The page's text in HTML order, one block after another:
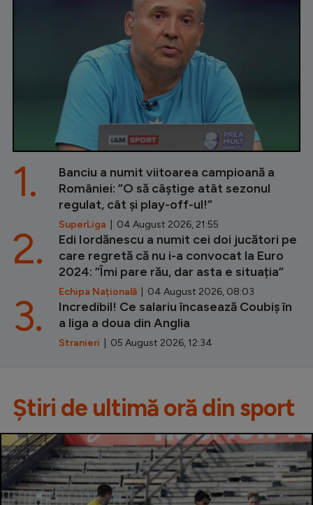
Banciu a numit viitoarea campioană a
României: ”O să câștige atât sezonul
regulat, cât și play-off-ul!”
SuperLiga | 04 August 2026, 21:55
1.
Edi Iordănescu a numit cei doi jucători pe
care regretă că nu i-a convocat la Euro
2024: ”Îmi pare rău, dar asta e situația”
Echipa Națională | 04 August 2026, 08:03
2.
Incredibil! Ce salariu încasează Coubiș în
a liga a doua din Anglia
Stranieri | 05 August 2026, 12:34
3.
Știri de ultimă oră din sport